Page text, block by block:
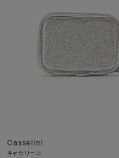
Casselini
キャセリーニ